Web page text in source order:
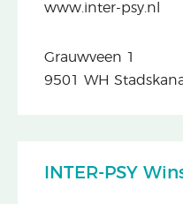
www.inter-psy.nl
Grauwveen 1
9501 WH
INTER-PSY